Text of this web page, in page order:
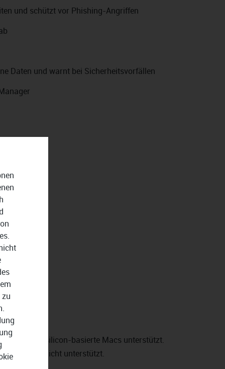
und schützt vor Phishing-Angriffen
Daten und warnt bei Sicherheitsvorfällen
und apple-silicon-basierte Macs unterstützt.
werden nicht unterstützt.